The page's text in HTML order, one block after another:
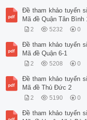
Đề tham khảo tuyển
Mã đề Quận Tân Bình
2 5232 0
Đề tham khảo tuyển
Mã đề Quận 6-1
2 5208 0
Đề tham khảo tuyển
Mã đề Thủ Đức 2
2 5190 0
Đề tham khảo tuyển